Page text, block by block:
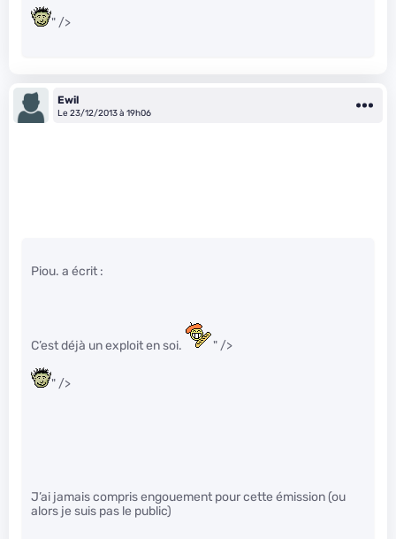
" />
Ewil
Le 23/12/2013 à 19h06
Piou. a écrit :
C’est déjà un exploit en soi. " />
" />
J’ai jamais compris engouement pour cette émission (ou
alors je suis pas le public)